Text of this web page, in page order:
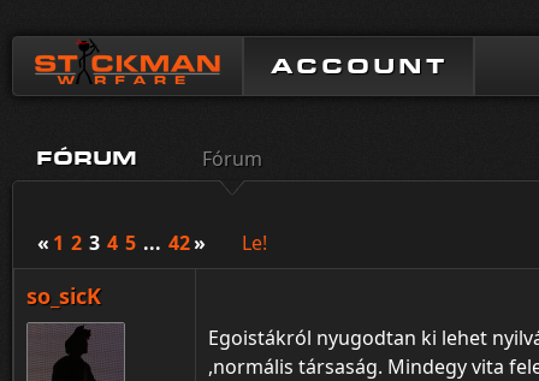
ACCOUNT
FÓRUM Fórum
« 1 2 3 4 5 ... 42» Le!
so_sicK
Egoistákról nyugodtan ki lehet
,normális társaság. Mindegy vita